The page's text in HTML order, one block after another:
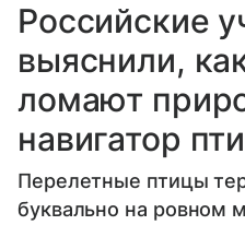
Российские
выяснили,
ломают
навигатор
Перелетные птицы
буквально на ровном